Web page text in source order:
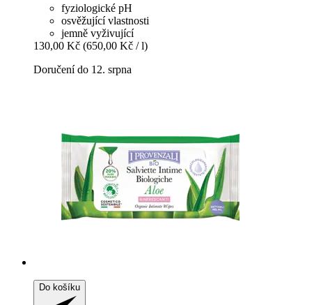
fyziologické pH
osvěžující vlastnosti
jemně vyživující
130,00 Kč (650,00 Kč / l)
Doručení do 12. srpna
Do košíku